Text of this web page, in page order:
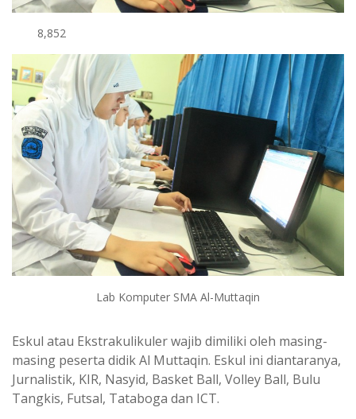
8,852
Lab Komputer SMA Al-Muttaqin
Eskul atau Ekstrakulikuler wajib dimiliki oleh masing-
masing peserta didik Al Muttaqin. Eskul ini diantaranya,
Jurnalistik, KIR, Nasyid, Basket Ball, Volley Ball, Bulu
Tangkis, Futsal, Tataboga dan ICT.